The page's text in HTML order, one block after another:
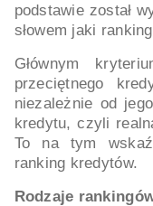
podstawie został
słowem jaki
Głównym
przeciętnego
niezależnie od
kredytu, czyli
To na tym
ranking kredytów.
Rodzaje